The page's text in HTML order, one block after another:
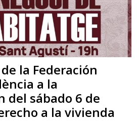
la Federación
a la
del sábado 6 de
a la vivienda